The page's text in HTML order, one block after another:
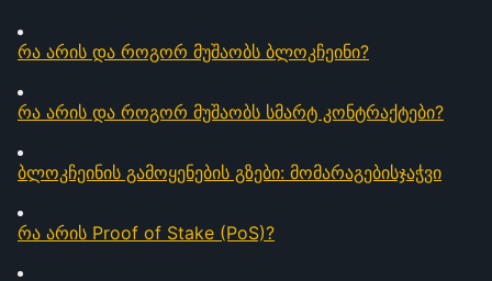
რა არის და როგორ მუშაობს ბლოკჩეინი?
რა არის და როგორ მუშაობს სმარტ კონტრაქტები?
ბლოკჩეინის გამოყენების გზები: მომარაგებისჯაჭვი
რა არის Proof of Stake (PoS)?